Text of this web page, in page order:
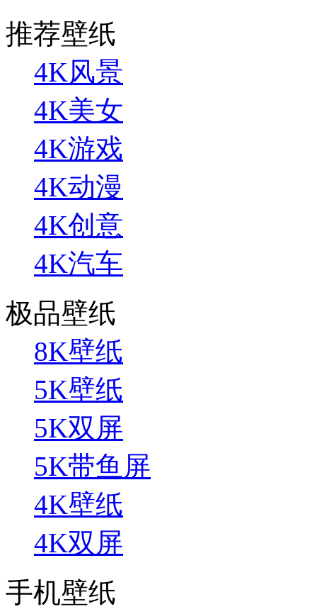
推荐壁纸
4K风景
4K美女
4K游戏
4K动漫
4K创意
4K汽车
极品壁纸
8K壁纸
5K壁纸
5K双屏
5K带鱼屏
4K壁纸
4K双屏
手机壁纸